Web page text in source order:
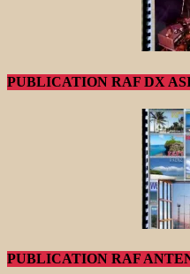
PUBLICATION RAF DX
PUBLICATION RAF